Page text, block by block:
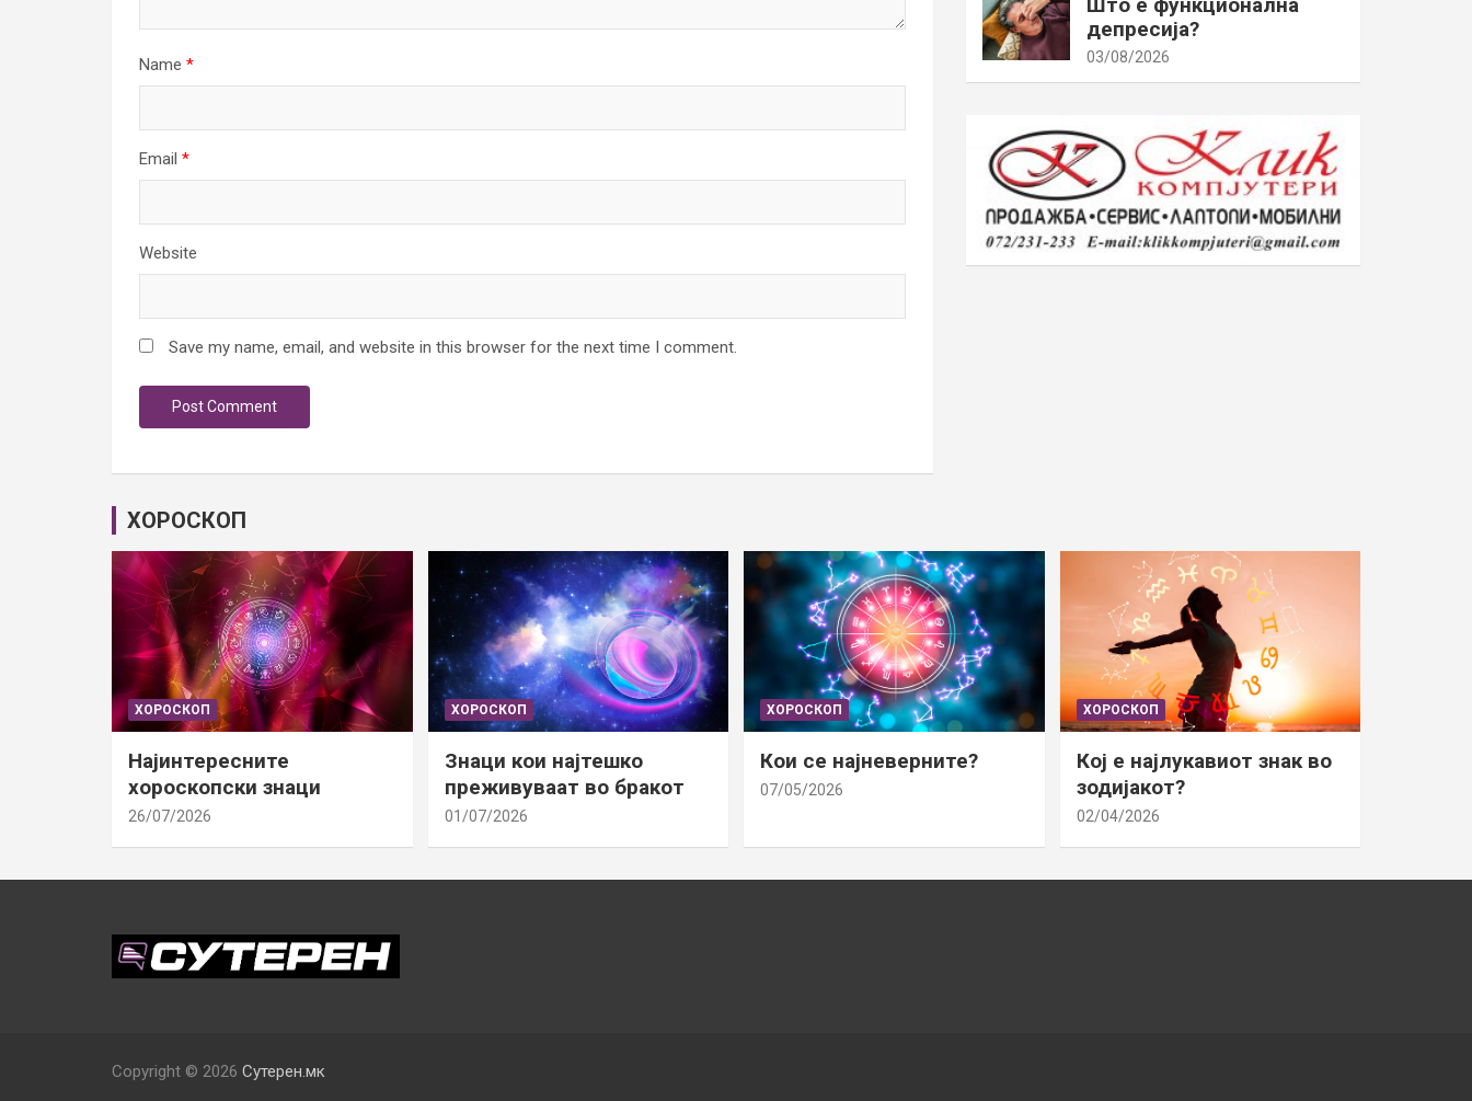
Name *
Email *
Website
Save my name, email, and website in this browser for the next time I comment.
депресија?
03/08/2026
ХОРОСКОП
ХОРОСКОП
Најинтересните
хороскопски знаци
26/07/2026
ХОРОСКОП
Знаци кои најтешко
преживуваат во бракот
01/07/2026
ХОРОСКОП
Кои се најневерните?
07/05/2026
ХОРОСКОП
Кој е најлукавиот знак во
зодијакот?
02/04/2026
Copyright © 2026 Сутерен.мк